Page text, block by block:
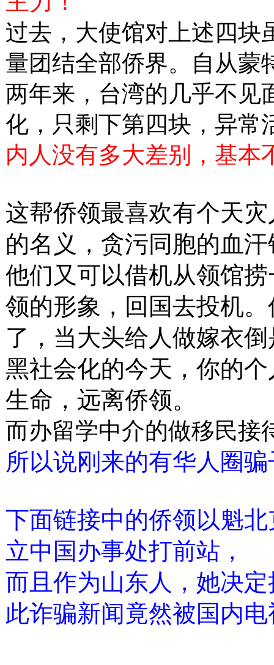
过去，大使馆对上述四块
量团结全部侨界。自从蒙
两年来，台湾的几乎不见
化，只剩下第四块，异常
内人没有多大差别，基本
这帮侨领最喜欢有个天
的名义，贪污同胞的血
他们又可以借机从领馆
领的形象，回国去投机
了，当大头给人做嫁衣
黑社会化的今天，你的
生命，远离侨领。
而办留学中介的做移民接
所以说刚来的有华人圈
下面链接中的侨领以魁
立中国办事处打前站，
而且作为山东人，她决
此诈骗新闻竟然被国内